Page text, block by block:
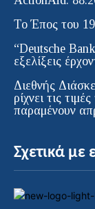
Το Έπος του
“Deutsche
εξελίξεις
Διεθνής
ρίχνει τις
παραμένουν
Σχετικά με